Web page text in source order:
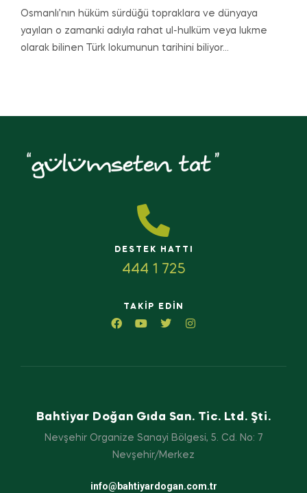
Osmanlı’nın hüküm sürdüğü topraklara ve dünyaya
yayılan o zamanki adıyla rahat ul-hulküm veya lukme
olarak bilinen Türk lokumunun tarihini biliyor…
DESTEK HATTI
444 1 725
TAKIP EDIN
Bahtiyar Doğan Gıda San. Tic. Ltd. Şti.
Nevşehir Organize Sanayi Bölgesi, 5. Cd. No: 7
Nevşehir/Merkez
info@bahtiyardogan.com.tr